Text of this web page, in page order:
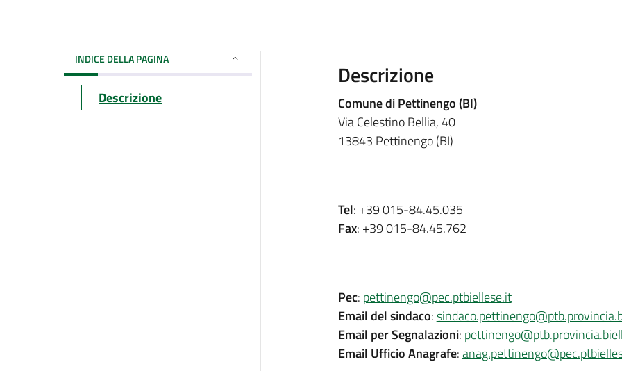
INDICE DELLA PAGINA
Descrizione
Descrizione
Comune di Pettinengo (BI)
Via Celestino Bellia, 40
13843 Pettinengo (BI)
Tel: +39 015-84.45.035
Fax: +39 015-84.45.762
Pec: pettinengo@pec.ptbiellese.it
Email del sindaco:
Email per Segnalazioni:
Email Ufficio Anagrafe: